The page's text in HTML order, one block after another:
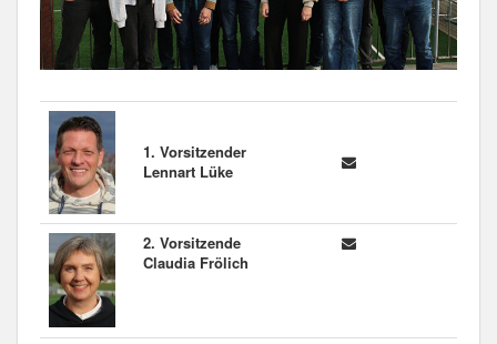
1. Vorsitzender
Lennart Lüke
2. Vorsitzende
Claudia Frölich